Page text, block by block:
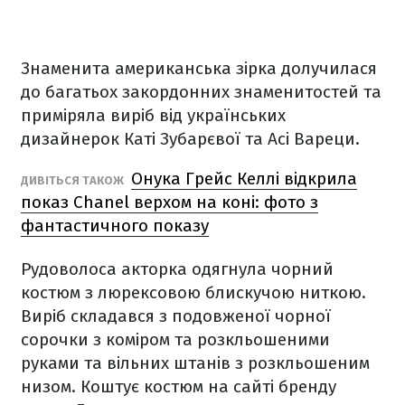
Знаменита американська зірка долучилася
до багатьох закордонних знаменитостей та
приміряла виріб від українських
дизайнерок Каті Зубарєвої та Асі Вареци.
ДИВІТЬСЯ ТАКОЖ Онука Грейс Келлі відкрила
показ Chanel верхом на коні: фото з
фантастичного показу
Рудоволоса акторка одягнула чорний
костюм з люрексовою блискучою ниткою.
Виріб складався з подовженої чорної
сорочки з коміром та розкльошеними
руками та вільних штанів з розкльошеним
низом. Коштує костюм на сайті бренду